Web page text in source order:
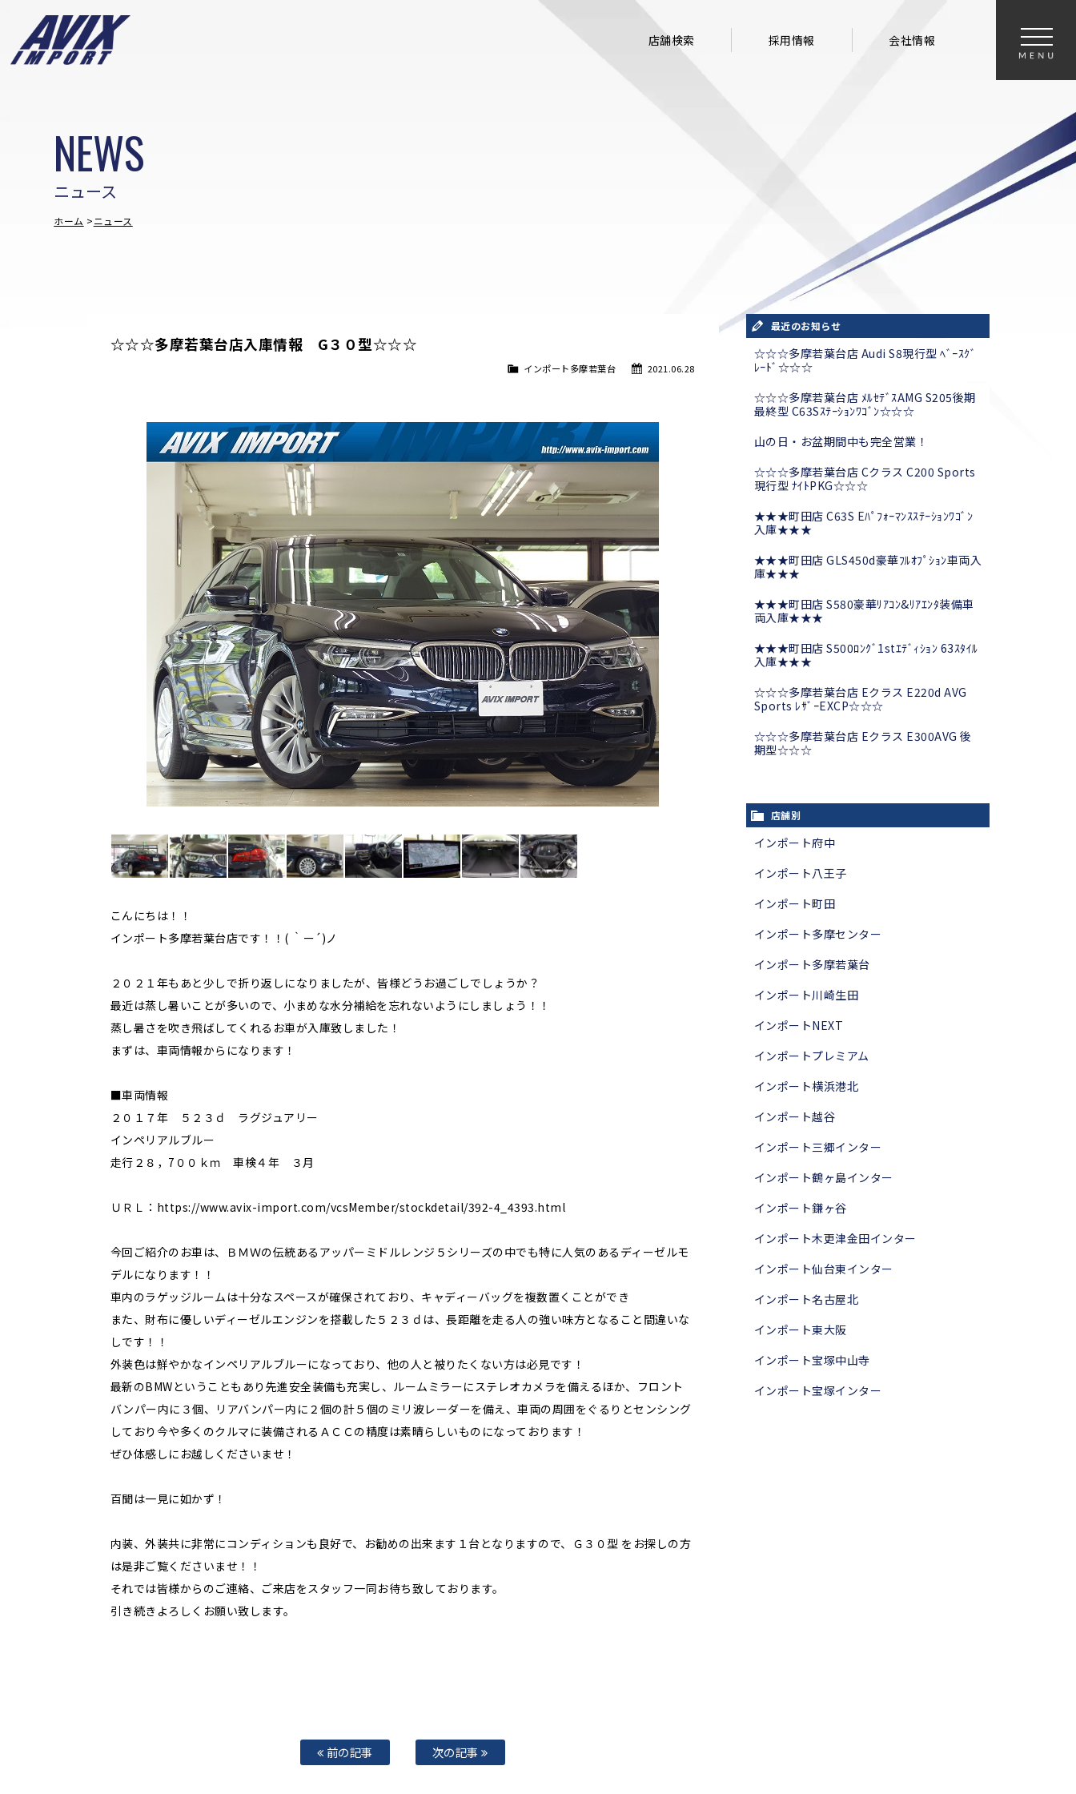
店舗検索 採用情報 会社情報
ニュース
NEWS
ホーム ニュース
☆☆☆多摩若葉台店入庫情報 G３０型☆☆☆
2021.06.28
インポート多摩若葉台
こんにちは！！
インポート多摩若葉台店です！！( ｀ー´)ノ
２０２１年もあと少しで折り返しになりましたが、皆様どうお過ごしでしょうか？
最近は蒸し暑いことが多いので、小まめな水分補給を忘れないようにしましょう！！
蒸し暑さを吹き飛ばしてくれるお車が入庫致しました！
まずは、車両情報からになります！
■車両情報
２０１７年 ５２３ｄ ラグジュアリー
インペリアルブルー
走行２８，7００ｋｍ 車検４年 ３月
ＵＲＬ：https://www.avix-import.com/vcsMember/stockdetail/392-4_4393.html
今回ご紹介のお車は、ＢＭＷの伝統あるアッパーミドルレンジ５シリーズの中でも特に人気のあるディーゼルモ
デルになります！！
車内のラゲッジルームは十分なスペースが確保されており、キャディーバッグを複数置くことができ
また、財布に優しいディーゼルエンジンを搭載した５２３ｄは、長距離を走る人の強い味方となること間違いな
しです！！
外装色は鮮やかなインペリアルブルーになっており、他の人と被りたくない方は必見です！
最新のBMWということもあり先進安全装備も充実し、ルームミラーにステレオカメラを備えるほか、フロント
バンパー内に３個、リアバンパー内に２個の計５個のミリ波レーダーを備え、車両の周囲をぐるりとセンシング
しており今や多くのクルマに装備されるＡＣＣの精度は素晴らしいものになっております！
ぜひ体感しにお越しくださいませ！
百聞は一見に如かず！
内装、外装共に非常にコンディションも良好で、お勧めの出来ます１台となりますので、Ｇ３０型 をお探しの方
は是非ご覧くださいませ！！
それでは皆様からのご連絡、ご来店をスタッフ一同お待ち致しております。
引き続きよろしくお願い致します。
前の記事 次の記事
最近のお知らせ
☆☆☆多摩若葉台店 Audi S8現行型 ﾍﾞｰｽｸﾞ
ﾚｰﾄﾞ☆☆☆
☆☆☆多摩若葉台店 ﾒﾙｾﾃﾞｽAMG S205後期
最終型 C63Sｽﾃｰｼｮﾝﾜｺﾞﾝ☆☆☆
山の日・お盆期間中も完全営業！
☆☆☆多摩若葉台店 Cクラス C200 Sports
現行型 ﾅｲﾄPKG☆☆☆
★★★町田店 C63S Eﾊﾟﾌｫｰﾏﾝｽｽﾃｰｼｮﾝﾜｺﾞﾝ
入庫★★★
★★★町田店 GLS450d豪華ﾌﾙｵﾌﾟｼｮﾝ車両入
庫★★★
★★★町田店 S580豪華ﾘｱｺﾝ&ﾘｱｴﾝﾀ装備車
両入庫★★★
★★★町田店 S500ﾛﾝｸﾞ1stｴﾃﾞｨｼｮﾝ 63ｽﾀｲﾙ
入庫★★★
☆☆☆多摩若葉台店 Eクラス E220d AVG
Sports ﾚｻﾞｰEXCP☆☆☆
☆☆☆多摩若葉台店 Eクラス E300AVG 後
期型☆☆☆
店舗別
インポート府中
インポート八王子
インポート町田
インポート多摩センター
インポート多摩若葉台
インポート川崎生田
インポートNEXT
インポートプレミアム
インポート横浜港北
インポート越谷
インポート三郷インター
インポート鶴ヶ島インター
インポート鎌ヶ谷
インポート木更津金田インター
インポート仙台東インター
インポート名古屋北
インポート東大阪
インポート宝塚中山寺
インポート宝塚インター